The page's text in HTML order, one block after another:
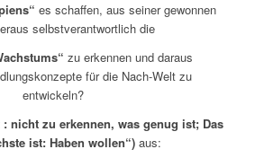
es schaffen, aus seiner gewonnen
selbstverantwortlich die
zu erkennen und daraus
für die Nach-Welt zu
entwickeln?
nicht zu erkennen, was genug ist; Das
ist: Haben wollen“)aus: